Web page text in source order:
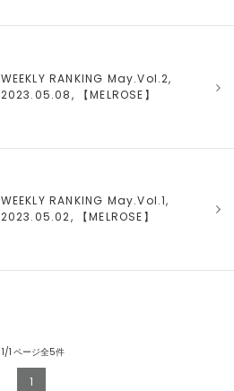
WEEKLY RANKING May.Vol.2,
2023.05.08, 【MELROSE】
WEEKLY RANKING May.Vol.1,
2023.05.02, 【MELROSE】
1/1 ページ全5件
1